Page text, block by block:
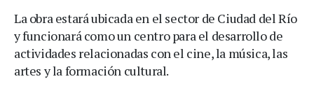
La obra estará ubicada en el sector de Ciudad del Río
y funcionará como un centro para el desarrollo de
actividades relacionadas con el cine, la música, las
artes y la formación cultural.